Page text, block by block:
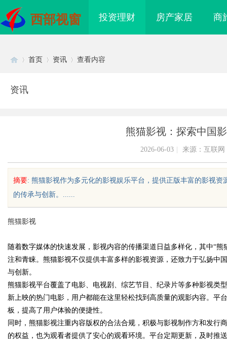
西部视窗 投资理财 房产家居 商
uz
首页 资讯 查看内容
资讯
熊猫影视：探索中国
2026-06-03 来源：互联网
摘要: 熊猫影视作为多元化的影视娱乐平台，提供正版丰富的影视
的传承与创新。......
熊猫影视
随着数字媒体的快速发展，影视内容的传播渠道日益多样化，其中“
注和青睐。熊猫影视不仅提供丰富多样的影视资源，还致力于弘扬中
与创新。
熊猫影视平台覆盖了电影、电视剧、综艺节目、纪录片等多种影视类
新上映的热门电影，用户都能在这里轻松找到高质量的观影内容。平
板，提高了用户体验的便捷性。
同时，熊猫影视注重内容版权的合法合规，积极与影视制作方和发
的权益，也为观看者提供了安心的观看环境。平台定期更新，及时推
网：海量影视资源